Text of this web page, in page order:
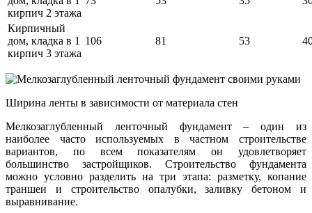
кирпич 2 этажа
Кирпичный
дом, кладка в 1
кирпич 3 этажа
106 81 53
Ширина ленты в зависимости от материала стен
Мелкозаглубленный ленточный фундамент – один из
наиболее часто используемых в частном строительстве
вариантов, по всем показателям он удовлетворяет
большинство застройщиков. Строительство фундамента
можно условно разделить на три этапа: разметку, копание
траншеи и строительство опалубки, заливку бетоном и
выравнивание.